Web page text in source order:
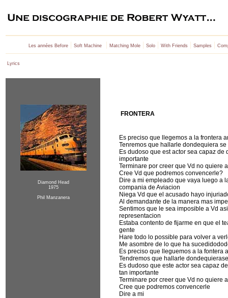
Les années Before | Soft Machine | Matching Mole | Solo | With Friends | Samples |
Lyrics
Diamond Head
1975
Phil Manzanera
FRONTERA
Es preciso que llegemos a la frontera
Tenremos que hallarle dondequiera
Es dudoso que est actor sea capaz
importante
Terminare por creer que Vd no quiere
Cree Vd que podremos convencerle?
Dire a mi empleado que vaya luego a
compania de Aviacion
Niega Vd que el acusado hayo
Al demandante de la manera mas
Sentimos que le sea imposible a Vd
representacion
Estaba contento de fijarme en que el
gente
Hare todo lo possible para volver a
Me asombre de lo que ha
Es preciso que lleguemos a la fontera
Tendremos que hallarle
Es dudoso que este actor sea capaz
tan importante
Terminare por creer que Vd no quiere
Cree que podremos convencerle
Dire a mi